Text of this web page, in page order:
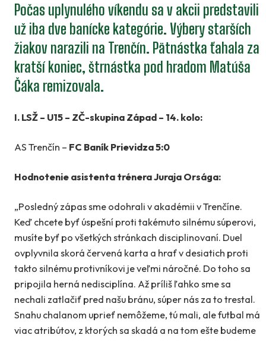
Počas uplynulého víkendu sa v akcii predstavili
už iba dve banícke kategórie. Výbery starších
žiakov narazili na Trenčín. Pätnástka ťahala za
kratší koniec, štrnástka pod hradom Matúša
Čáka remizovala.
I. LSŽ – U15 – ZČ-skupina Západ – 14. kolo:
AS Trenčín – FC Baník Prievidza 5:0
Hodnotenie asistenta trénera Juraja Orsága:
„Posledný zápas sme odohrali v akadémii v Trenčíne.
Keď chcete byť úspešní proti takémuto silnému súperovi,
musíte byť po všetkých stránkach disciplinovaní. Duel
ovplyvnila skorá červená karta a hrať v desiatich proti
takto silnému protivníkovi je veľmi náročné. Do toho sa
pripojila herná nedisciplína. Až príliš ľahko sme sa
nechali zatlačiť pred našu bránu, súper nás za to trestal.
Snahu chalanom uprieť nemôžeme, tú mali, ale futbal má
viac atribútov, z ktorých sa skadá a na tom ešte budeme